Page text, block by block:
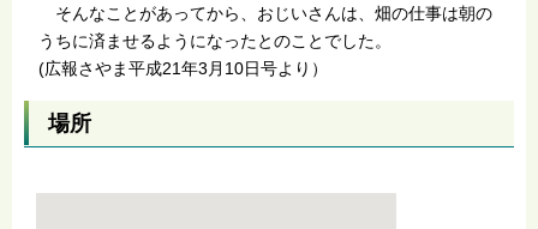
そんなことがあってから、おじいさんは、畑の仕事は朝の
うちに済ませるようになったとのことでした。
(広報さやま平成21年3月10日号より）
場所